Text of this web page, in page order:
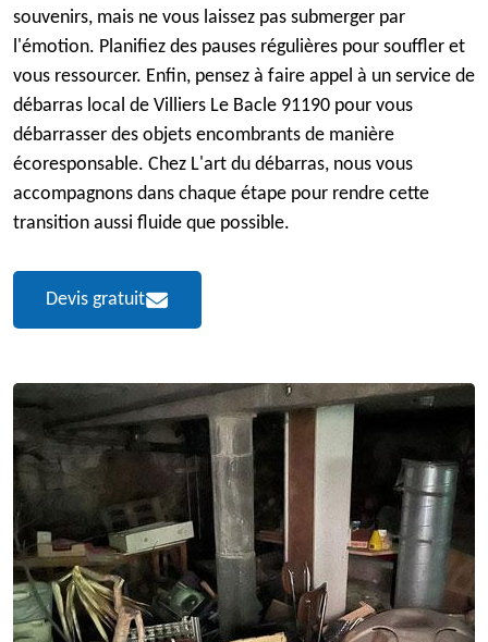
souvenirs, mais ne vous laissez pas submerger par
l'émotion. Planifiez des pauses régulières pour souffler et
vous ressourcer. Enfin, pensez à faire appel à un service de
débarras local de Villiers Le Bacle 91190 pour vous
débarrasser des objets encombrants de manière
écoresponsable. Chez L'art du débarras, nous vous
accompagnons dans chaque étape pour rendre cette
transition aussi fluide que possible.
Devis gratuit